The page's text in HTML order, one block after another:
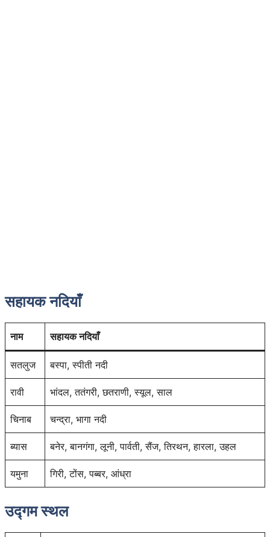
सहायक नदियाँ
नाम सहायक नदियाँ
सतलुज बस्पा, स्पीती नदी
रावी भांदल, ततंगरी, छतराणी, स्यूल, साल
चिनाब चन्द्रा, भागा नदी
ब्यास बनेर, बानगंगा, लूनी, पार्वती, सैंज, तिरथन, हारला, उहल
यमुना गिरी, टोंस, पब्बर, आंध्रा
उद्गम स्थल